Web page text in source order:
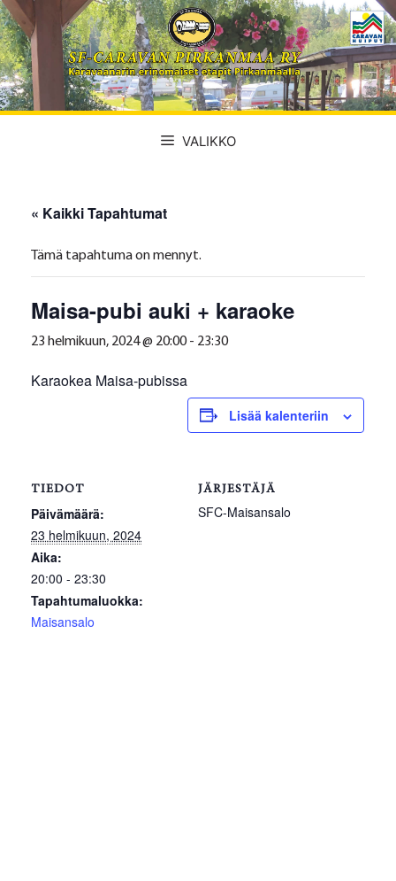
Siirry
sisältöön
VALIKKO
« Kaikki Tapahtumat
Tämä tapahtuma on mennyt.
Maisa-pubi auki + karaoke
23 helmikuun, 2024 @ 20:00- 23:30
Karaokea Maisa-pubissa
Lisää kalenteriin
TIEDOT
Päivämäärä:
23 helmikuun, 2024
Aika:
20:00 - 23:30
Tapahtumaluokka:
Maisansalo
JÄRJESTÄJÄ
SFC-Maisansalo